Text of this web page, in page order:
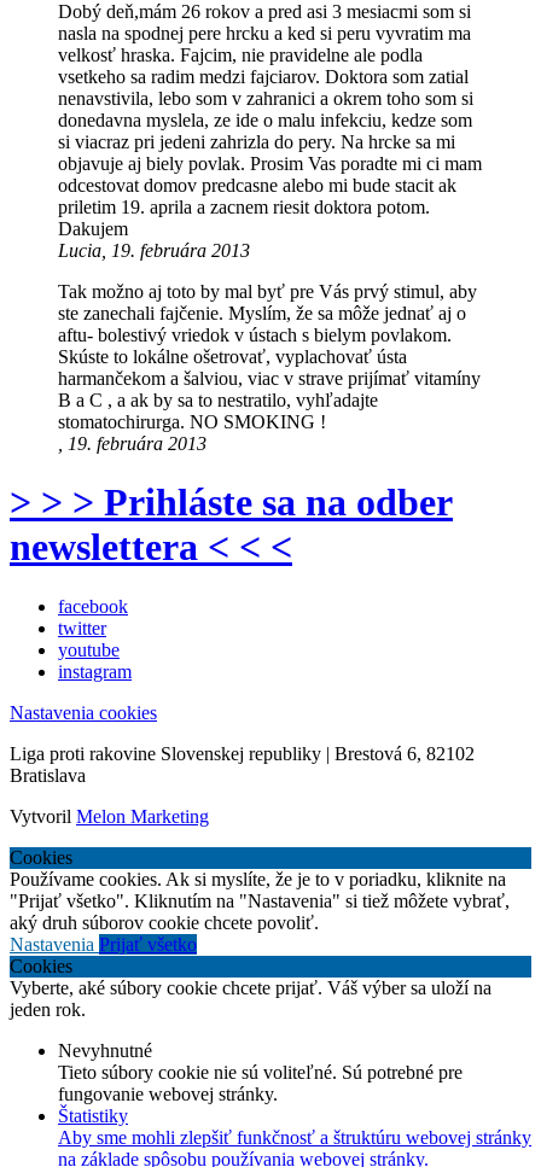
Dobý deň,mám 26 rokov a pred asi 3 mesiacmi som si
nasla na spodnej pere hrcku a ked si peru vyvratim ma
velkosť hraska. Fajcim, nie pravidelne ale podla
vsetkeho sa radim medzi fajciarov. Doktora som zatial
nenavstivila, lebo som v zahranici a okrem toho som si
donedavna myslela, ze ide o malu infekciu, kedze som
si viacraz pri jedeni zahrizla do pery. Na hrcke sa mi
objavuje aj biely povlak. Prosim Vas poradte mi ci mam
odcestovat domov predcasne alebo mi bude stacit ak
priletim 19. aprila a zacnem riesit doktora potom.
Dakujem
Lucia, 19. februára 2013
Tak možno aj toto by mal byť pre Vás prvý stimul, aby
ste zanechali fajčenie. Myslím, že sa môže jednať aj o
aftu- bolestivý vriedok v ústach s bielym povlakom.
Skúste to lokálne ošetrovať, vyplachovať ústa
harmančekom a šalviou, viac v strave prijímať vitamíny
B a C , a ak by sa to nestratilo, vyhľadajte
stomatochirurga. NO SMOKING !
, 19. februára 2013
> > > Prihláste sa na odber
newslettera < < <
facebook
twitter
youtube
instagram
Nastavenia cookies
Liga proti rakovine Slovenskej republiky | Brestová 6, 82102
Bratislava
Vytvoril Melon Marketing
Cookies
Používame cookies. Ak si myslíte, že je to v poriadku, kliknite na
"Prijať všetko". Kliknutím na "Nastavenia" si tiež môžete vybrať,
aký druh súborov cookie chcete povoliť.
Nastavenia Prijať všetko
Cookies
Vyberte, aké súbory cookie chcete prijať. Váš výber sa uloží na
jeden rok.
Nevyhnutné
Tieto súbory cookie nie sú voliteľné. Sú potrebné pre
fungovanie webovej stránky.
Štatistiky
Aby sme mohli zlepšiť funkčnosť a štruktúru webovej stránky
na základe spôsobu používania webovej stránky.